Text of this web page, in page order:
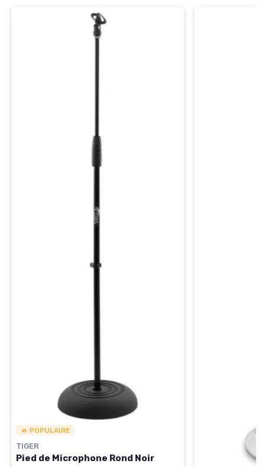
🔥 POPULAIRE
TIGER
Pied de Microphone Rond Noir